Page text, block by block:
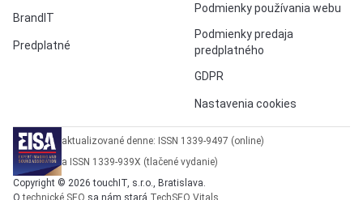
BrandIT
Predplatné
Podmienky používania webu
Podmienky predaja
predplatného
GDPR
Nastavenia cookies
aktualizované denne: ISSN 1339-9497 (online)
a ISSN 1339-939X (tlačené vydanie)
Copyright © 2026 touchIT, s.r.o., Bratislava.
Otechnické SEO sa nám stará TechSEO Vitals